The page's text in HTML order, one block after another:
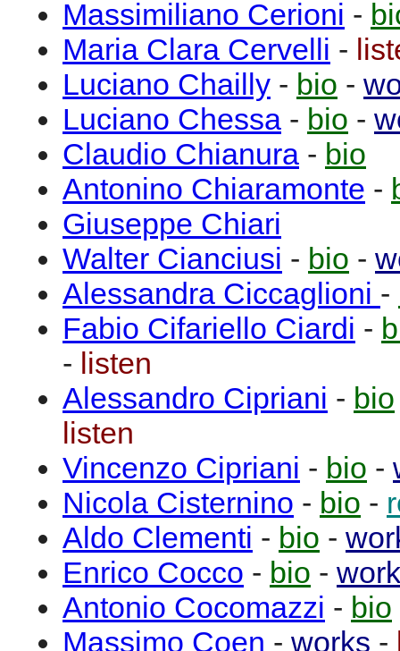
Massimiliano Cerioni -
Maria Clara Cervelli -
Luciano Chailly - bio -
Luciano Chessa - bio -
Claudio Chianura - bio
Antonino Chiaramonte -
Giuseppe Chiari
Walter Cianciusi - bio -
Alessandra Ciccaglioni -
Fabio Cifariello Ciardi -
- listen
Alessandro Cipriani - bio
listen
Vincenzo Cipriani - bio -
Nicola Cisternino - bio -
Aldo Clementi - bio -
Enrico Cocco - bio -
Antonio Cocomazzi - bio
Massimo Coen - works -